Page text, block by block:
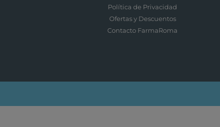
Política de Privacidad
Ofertas y Descuentos
Contacto FarmaRoma